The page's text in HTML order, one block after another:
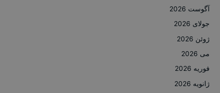
آگوست 2026
جولای 2026
ژوئن 2026
می 2026
فوریه 2026
ژانویه 2026